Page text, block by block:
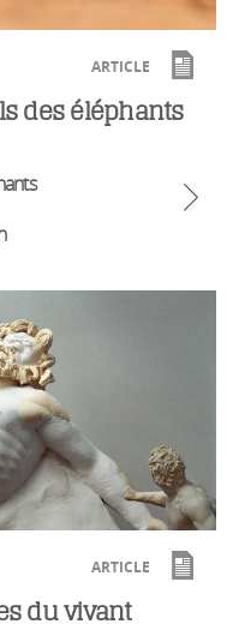
ARTICLE
des éléphants
ARTICLE
du vivant